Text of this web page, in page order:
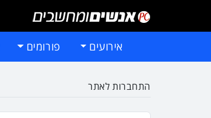
אירועים פורומים
התחברות לאתר